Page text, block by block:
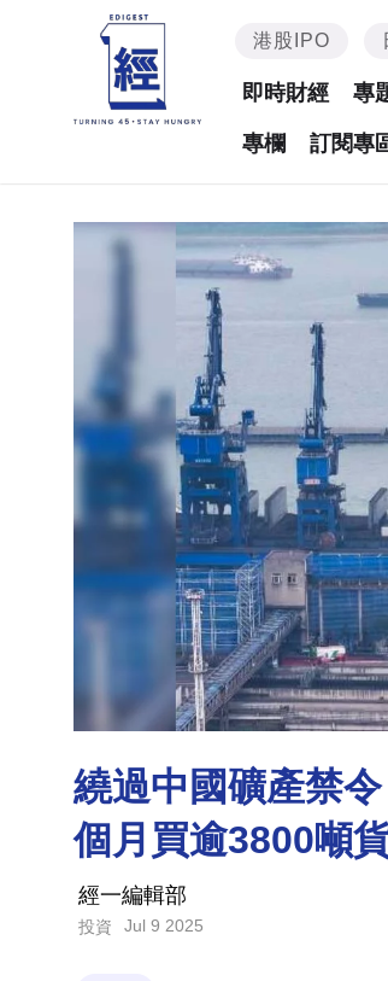
港股IPO
即時財經 專
專欄 訂閱專
繞過中國礦產禁
個月買逾3800噸
經一編輯部
投資 Jul 9 2025